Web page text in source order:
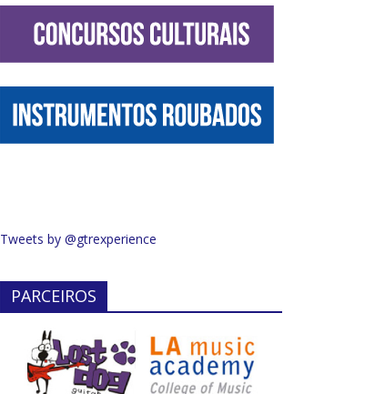
Tweets by @gtrexperience
PARCEIROS